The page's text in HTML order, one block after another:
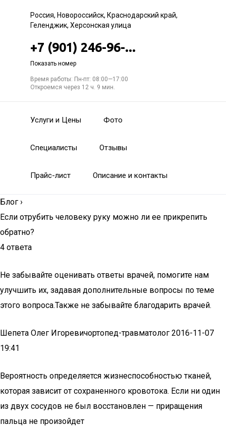
Россия, Новороссийск, Краснодарский край,
Геленджик, Херсонская улица
+7 (901) 246-96-...
Показать номер
Время работы: Пн-пт: 08:00—17:00
Откроемся через 12 ч. 9 мин.
Услуги и Цены Фото
Специалисты Отзывы
Прайс-лист Описание и контакты
Блог ›
Если отрубить человеку руку можно ли ее прикрепить
обратно?
4 ответа
Не забывайте оценивать ответы врачей, помогите нам
улучшить их, задавая дополнительные вопросы по теме
этого вопроса.Также не забывайте благодарить врачей.
Шепета Олег Игоревичортопед-травматолог 2016-11-07
19:41
Вероятность определяется жизнеспособностью тканей,
которая зависит от сохраненного кровотока. Если ни один
из двух сосудов не был восстановлен — приращения
пальца не произойдет